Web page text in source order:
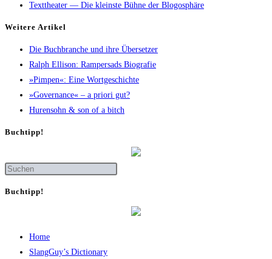
Texttheater — Die kleinste Bühne der Blogosphäre
Wei­te­re Artikel
Die Buch­bran­che und ihre Übersetzer
Ralph Elli­son: Ram­pers­ads Biografie
»Pim­pen«: Eine Wortgeschichte
»Gover­nan­ce« – a prio­ri gut?
Huren­sohn & son of a bitch
Buch­tipp!
Buch­tipp!
Home
SlangGuy’s Dic­tion­a­ry